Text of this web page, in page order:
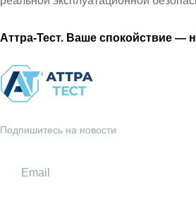
Аттра-Тест. Ваше спокойствие —
Подпишитесь на новости